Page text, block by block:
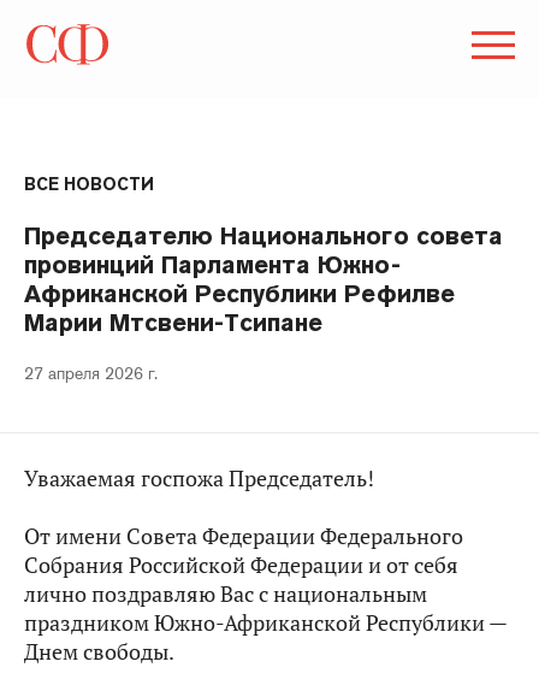
ВСЕ НОВОСТИ
Председателю Национального совета
провинций Парламента Южно-
Африканской Республики Рефилве
Марии Мтсвени-Тсипане
27 апреля 2026 г.
Уважаемая госпожа Председатель!
От имени Совета Федерации Федерального
Собрания Российской Федерации и от себя
лично поздравляю Вас с национальным
праздником Южно-Африканской Республики —
Днем свободы.